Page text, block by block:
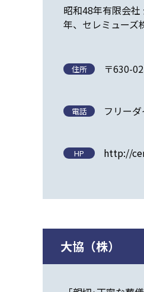
昭和48年有限会
年、セレミューズ
住所 〒630-
電話 フリー
HP http://
大協（株）